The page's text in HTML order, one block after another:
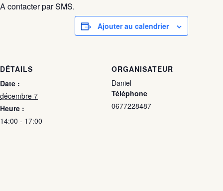
A contacter par SMS.
Ajouter au calendrier
DÉTAILS
Date :
décembre 7
Heure :
14:00 - 17:00
ORGANISATEUR
Daniel
Téléphone
0677228487